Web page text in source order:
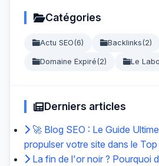
Catégories
Actu SEO(6) Backlinks(2)
Domaine Expiré(2) Le Labo
Derniers articles
🚀 Blog SEO : Le Guide
propulser votre site dans le
La fin de l'or noir ? Pourquoi